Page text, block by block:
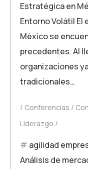
Estratégica en
Entorno Volátil
México se
precedentes. Al
organizaciones
tradicionales…
Conferencias
Liderazgo
agilidad
Análisis de